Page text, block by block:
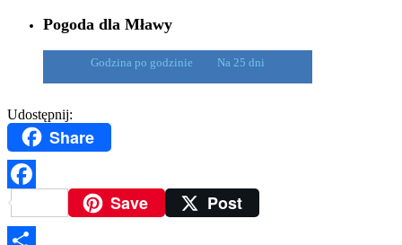
Pogoda dla Mławy
Godzina po godzinie Na 25 dni
Udostępnij:
Share
FacebookSave Post